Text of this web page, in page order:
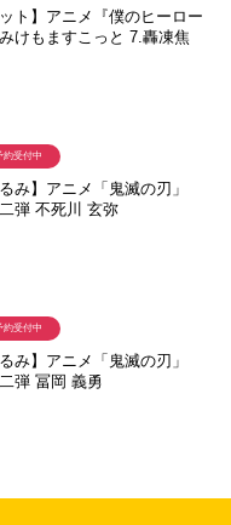
ト】アニメ『僕のヒーロー
けもますこっと 7.轟凍焦
み】アニメ「鬼滅の刃」
弾 不死川 玄弥
約受付中
み】アニメ「鬼滅の刃」
弾 冨岡 義勇
約受付中